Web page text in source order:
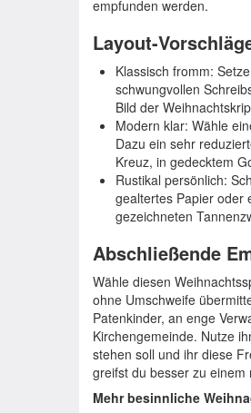
empfunden werden.
Layout-
Klassisch fromm:
schwungvollen
Bild der
Modern klar: Wähle
Dazu ein sehr
Kreuz, in gedecktem
Rustikal persönlich:
gealtertes Papier oder
gezeichneten
Abschließende
Wähle diesen
ohne Umschweife
Patenkinder, an enge
Kirchengemeinde. Nutze
stehen soll und ihr diese
greifst du besser zu einem
Mehr besinnliche